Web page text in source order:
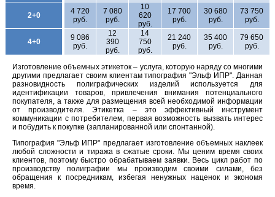
2+0
4 720
руб.
7 080
руб.
10
620
руб.
17 700
руб.
30 680
руб.
73 750
руб.
4+0
9 086
руб.
12
390
руб.
14
750
руб.
21 240
руб.
35 400
руб.
79 650
руб.
Изготовление объемных этикеток – услуга, которую наряду со многими
другими предлагает своим клиентам типография "Эльф ИПР". Данная
разновидность полиграфических изделий используется для
идентификации товаров, привлечения внимания потенциального
покупателя, а также для размещения всей необходимой информации
от производителя. Этикетка – это эффективный инструмент
коммуникации с потребителем, первая возможность вызвать интерес
и побудить к покупке (запланированной или спонтанной).
Типография "Эльф ИПР" предлагает изготовление объемных наклеек
любой сложности и тиража в сжатые сроки. Мы ценим время своих
клиентов, поэтому быстро обрабатываем заявки. Весь цикл работ по
производству полиграфии мы производим своими силами, без
обращения к посредникам, избегая ненужных наценок и экономя
время.